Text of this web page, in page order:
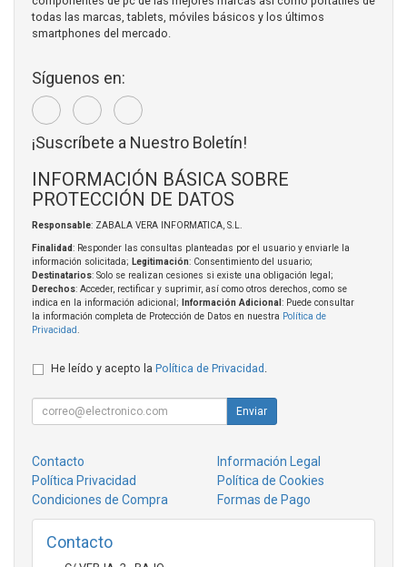
todas las marcas, tablets, móviles básicos y los últimos
smartphones del mercado.
Síguenos en:
¡Suscríbete a Nuestro Boletín!
INFORMACIÓN BÁSICA SOBRE
PROTECCIÓN DE DATOS
Responsable: ZABALA VERA INFORMATICA, S.L.
Finalidad: Responder las consultas planteadas por el usuario y enviarle la
información solicitada; Legitimación: Consentimiento del usuario;
Destinatarios: Solo se realizan cesiones si existe una obligación legal;
Derechos: Acceder, rectificar y suprimir, así como otros derechos, como se
indica en la información adicional;
Información Adicional : Puede consultar
la información completa de Protección de Datos en nuestra Política de
Privacidad
He leído y acepto la Política de Privacidad
Enviar
Contacto
Información Legal
Política Privacidad
Política de Cookies
Condiciones de Compra
Formas de Pago
Contacto